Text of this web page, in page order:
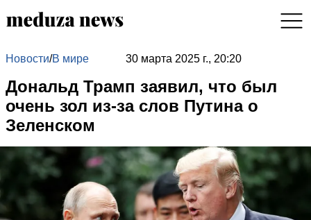
Новости/В мире 30 марта 2025 г., 20:20
Дональд Трамп заявил, что был
очень зол из-за слов Путина о
Зеленском